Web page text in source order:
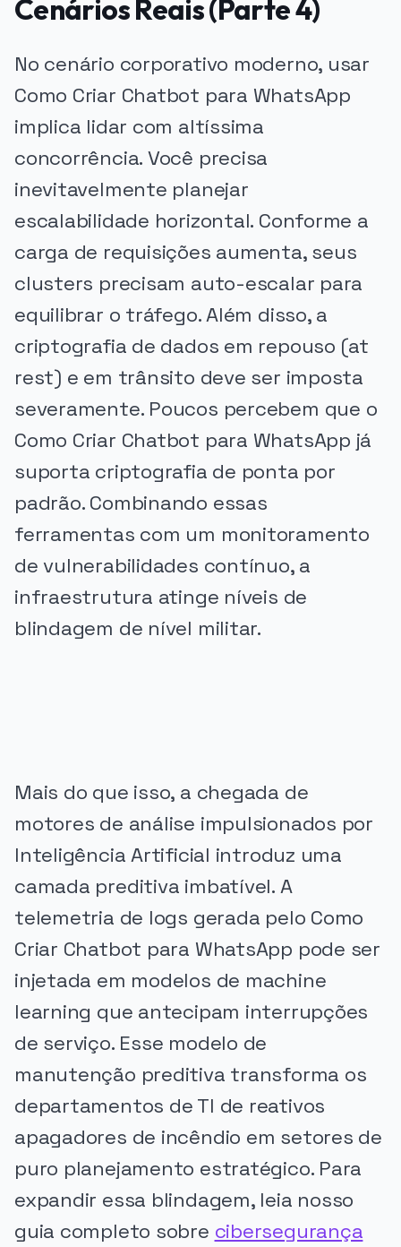
Cenários Reais (Parte 4)
No cenário corporativo moderno, usar
Como Criar Chatbot para WhatsApp
implica lidar com altíssima
concorrência. Você precisa
inevitavelmente planejar
escalabilidade horizontal. Conforme a
carga de requisições aumenta, seus
clusters precisam auto-escalar para
equilibrar o tráfego. Além disso, a
criptografia de dados em repouso (at
rest) e em trânsito deve ser imposta
severamente. Poucos percebem que o
Como Criar Chatbot para WhatsApp já
suporta criptografia de ponta por
padrão. Combinando essas
ferramentas com um monitoramento
de vulnerabilidades contínuo, a
infraestrutura atinge níveis de
blindagem de nível militar.
Mais do que isso, a chegada de
motores de análise impulsionados por
Inteligência Artificial introduz uma
camada preditiva imbatível. A
telemetria de logs gerada pelo Como
Criar Chatbot para WhatsApp pode ser
injetada em modelos de machine
learning que antecipam interrupções
de serviço. Esse modelo de
manutenção preditiva transforma os
departamentos de TI de reativos
apagadores de incêndio em setores de
puro planejamento estratégico. Para
expandir essa blindagem, leia nosso
guia completo sobre cibersegurança